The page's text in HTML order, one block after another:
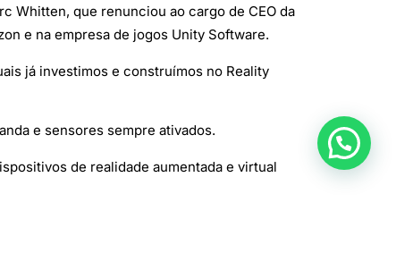
Whitten, que renunciou ao cargo de CEO da
e na empresa de jogos Unity Software.
já investimos e construímos no Reality
e sensores sempre ativados.
de realidade aumentada e virtual